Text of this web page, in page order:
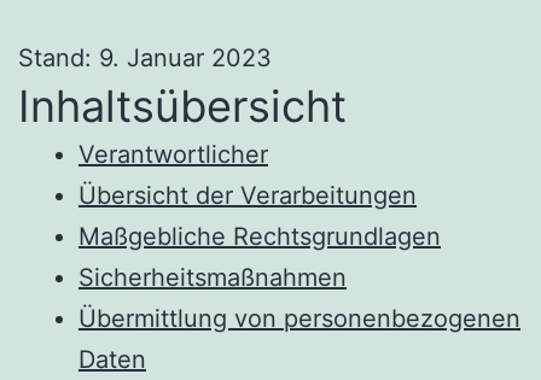
Stand: 9. Januar 2023
Inhaltsübersicht
Verantwortlicher
Übersicht der Verarbeitungen
Maßgebliche Rechtsgrundlagen
Sicherheitsmaßnahmen
Übermittlung von personenbezogenen
Daten